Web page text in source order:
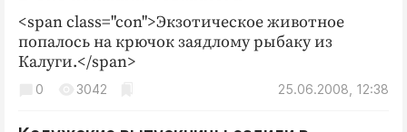
<span class="con">Экзотическое животное
попалось на крючок заядлому рыбаку из
Калуги.</span>
25.06.2008, 12:38
0 3042